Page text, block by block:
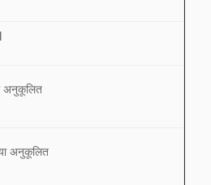
अनुकूलित
अनुकूलित